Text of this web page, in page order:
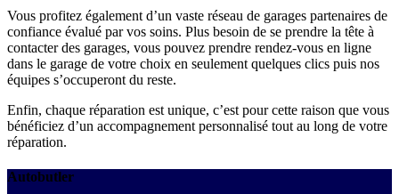
Vous profitez également d’un vaste réseau de garages partenaires de
confiance évalué par vos soins. Plus besoin de se prendre la tête à
contacter des garages, vous pouvez prendre rendez-vous en ligne
dans le garage de votre choix en seulement quelques clics puis nos
équipes s’occuperont du reste.
Enfin, chaque réparation est unique, c’est pour cette raison que vous
bénéficiez d’un accompagnement personnalisé tout au long de votre
réparation.
Autobutler